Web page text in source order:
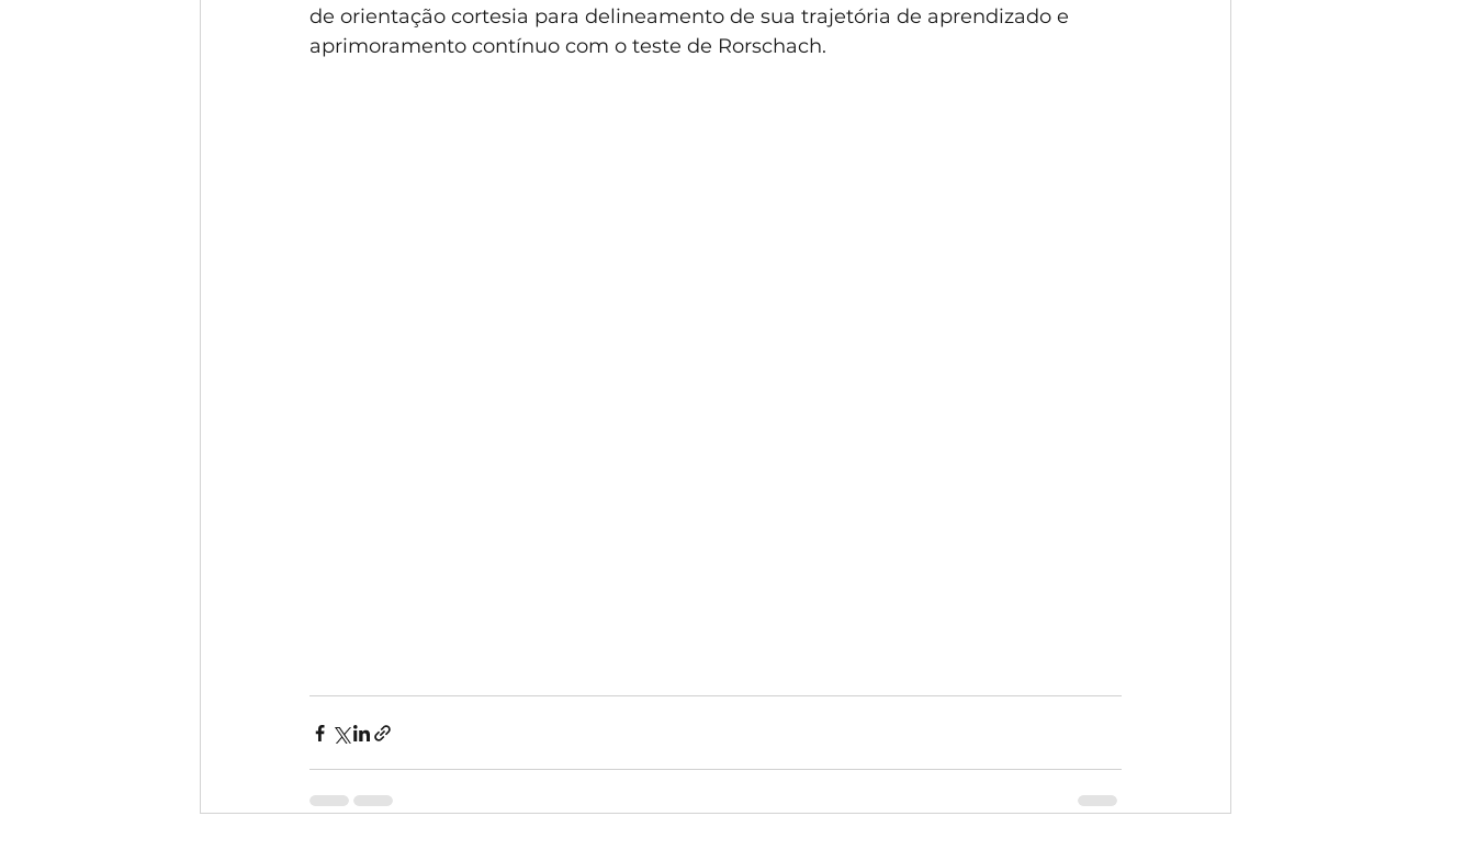
de orientação cortesia para delineamento de sua trajetória de aprendizado e
aprimoramento contínuo com o teste de Rorschach.